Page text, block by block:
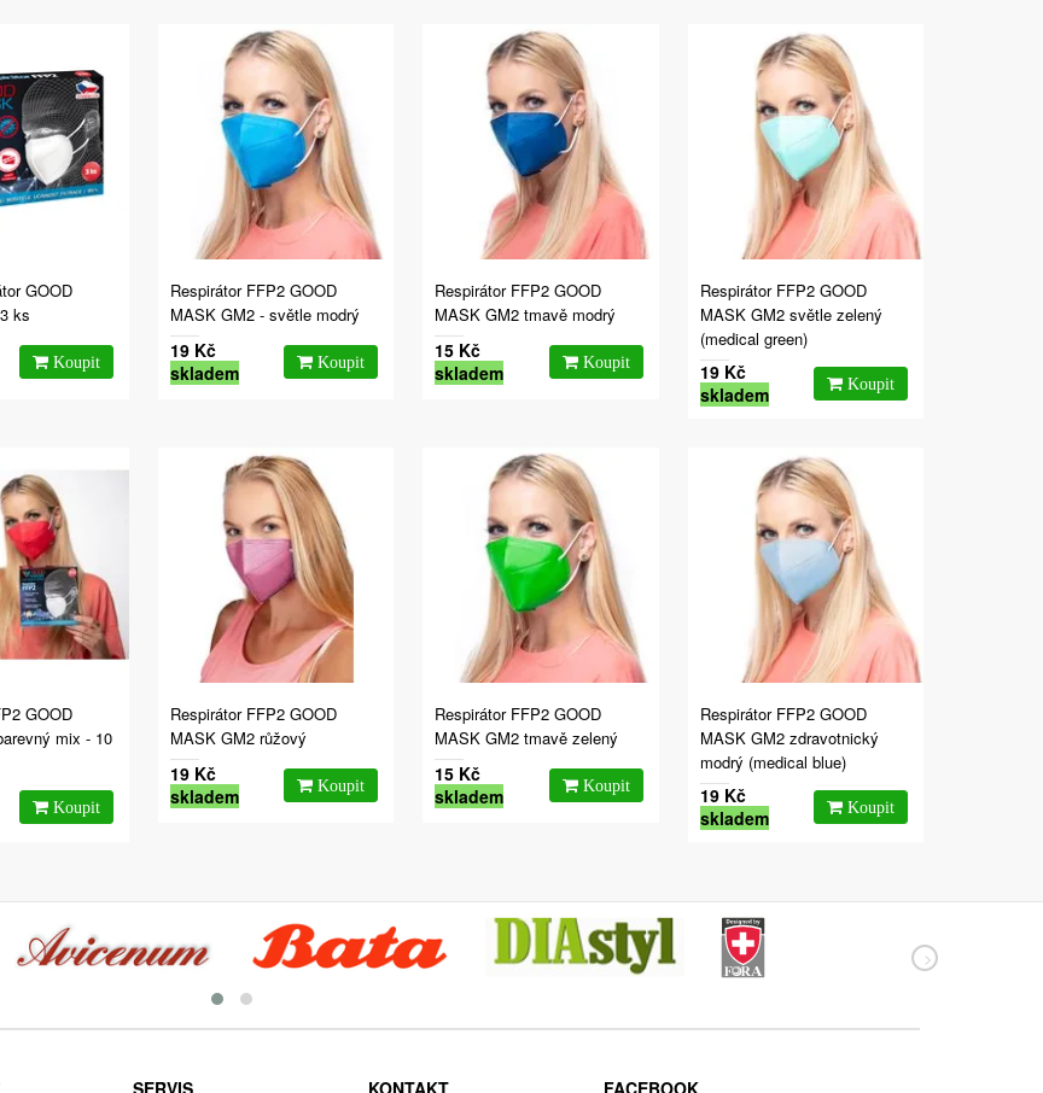
GOOD
ks
Respirátor FFP2 GOOD
MASK GM2 - světle modrý
19 Kč
skladem
Respirátor FFP2 GOOD
MASK GM2 tmavě modrý
15 Kč
skladem
Respirátor FFP2 GOOD
MASK GM2 světle zelený
(medical green)
19 Kč
skladem
GOOD
mix - 10
Respirátor FFP2 GOOD
MASK GM2 růžový
19 Kč
skladem
Respirátor FFP2 GOOD
MASK GM2 tmavě zelený
15 Kč
skladem
Respirátor FFP2 GOOD
MASK GM2 zdravotnický
modrý (medical blue)
19 Kč
skladem
SERVIS KONTAKT FACEBOOK